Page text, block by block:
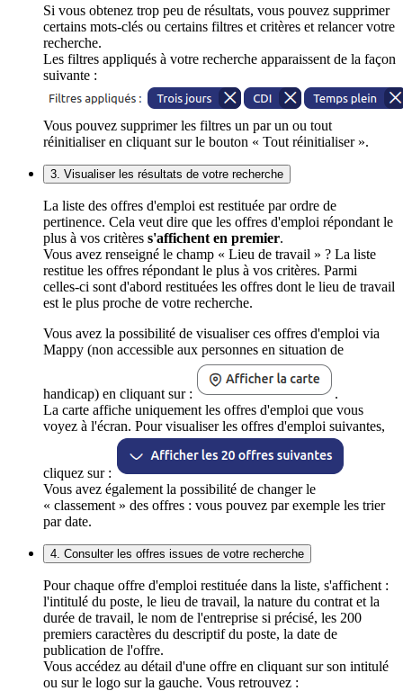
Si vous obtenez trop peu de résultats, vous pouvez supprimer
certains mots-clés ou certains filtres et critères et relancer votre
recherche.
Les filtres appliqués à votre recherche apparaissent de la façon
suivante :
Vous pouvez supprimer les filtres un par un ou tout
réinitialiser en cliquant sur le bouton « Tout réinitialiser ».
3. Visualiser les résultats de votre recherche
La liste des offres d'emploi est restituée par ordre de
pertinence. Cela veut dire que les offres d'emploi répondant le
plus à vos critères s'affichent en premier.
Vous avez renseigné le champ « Lieu de travail » ? La liste
restitue les offres répondant le plus à vos critères. Parmi
celles-ci sont d'abord restituées les offres dont le lieu de travail
est le plus proche de votre recherche.
Vous avez la possibilité de visualiser ces offres d'emploi via
Mappy (non accessible aux personnes en situation de
handicap) en cliquant sur :
.
La carte affiche uniquement les offres d'emploi que vous
voyez à l'écran. Pour visualiser les offres d'emploi suivantes,
cliquez sur :
Vous avez également la possibilité de changer le
« classement » des offres : vous pouvez par exemple les trier
par date.
4. Consulter les offres issues de votre recherche
Pour chaque offre d'emploi restituée dans la liste, s'affichent :
l'intitulé du poste, le lieu de travail, la nature du contrat et la
durée de travail, le nom de l'entreprise si précisé, les 200
premiers caractères du descriptif du poste, la date de
publication de l'offre.
Vous accédez au détail d'une offre en cliquant sur son intitulé
ou sur le logo sur la gauche. Vous retrouvez :